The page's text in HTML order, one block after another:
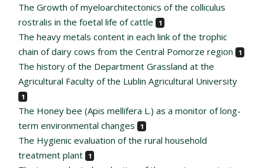
The Growth of myeloarchitectonics of the colliculus
rostralis in the foetal life of cattle
1
The heavy metals content in each link of the trophic
chain of dairy cows from the Central Pomorze region
1
The history of the Department Grassland at the
Agricultural Faculty of the Lublin Agricultural University
1
The Honey bee (Apis mellifera L.) as a monitor of long-
term environmental changes
1
The Hygienic evaluation of the rural household
treatment plant
1